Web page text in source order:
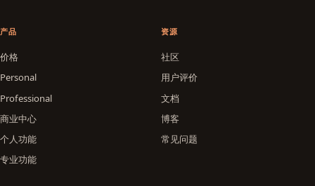
产品
价格
Personal
Professional
商业中心
个人功能
专业功能
资源
社区
用户评价
文档
博客
常见问题